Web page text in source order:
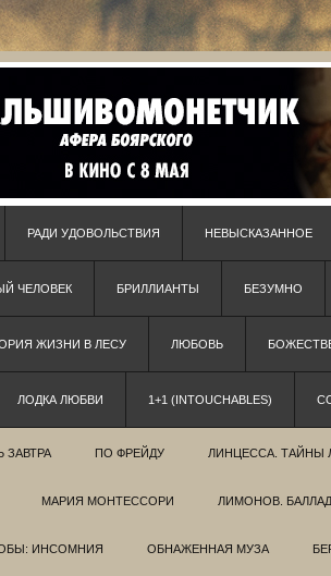
РАДИ УДОВОЛЬСТВИЯ НЕВЫСКАЗАННОЕ
ЧЕЛОВЕК БРИЛЛИАНТЫ БЕЗУМНО
ЖИЗНИ В ЛЕСУ ЛЮБОВЬ
ЛОДКА ЛЮБВИ 1+1 (INTOUCHABLES)
ЗАВТРА ПО ФРЕЙДУ ЛИНЦЕССА. ТАЙНЫ
МАРИЯ МОНТЕССОРИ ЛИМОНОВ.
ИНСОМНИЯ ОБНАЖЕННАЯ МУЗА